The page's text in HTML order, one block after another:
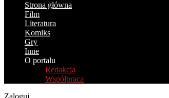
Strona główna
Film
Literatura
Komiks
Gry
Inne
O portalu
Redakcja
Współpraca
Zaloguj